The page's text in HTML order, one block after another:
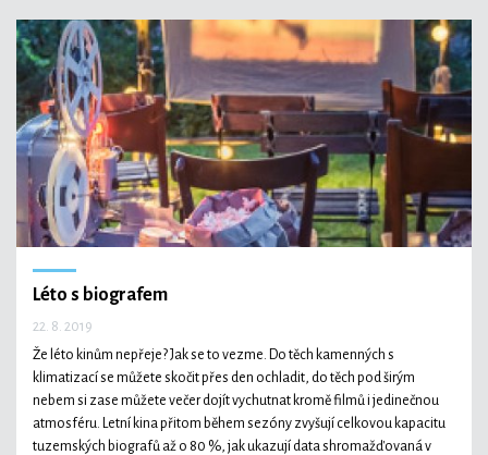
Léto s biografem
22. 8. 2019
Že léto kinům nepřeje? Jak se to vezme. Do těch kamenných s
klimatizací se můžete skočit přes den ochladit, do těch pod širým
nebem si zase můžete večer dojít vychutnat kromě filmů i jedinečnou
atmosféru. Letní kina přitom během sezóny zvyšují celkovou kapacitu
tuzemských biografů až o 80 %, jak ukazují data shromažďovaná v